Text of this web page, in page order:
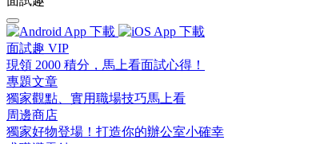
面試趣 VIP
現領 2000 積分，馬上看面試心得！
專題文章
獨家觀點、實用職場技巧馬上看
周邊商店
獨家好物登場！打造你的辦公室小確幸